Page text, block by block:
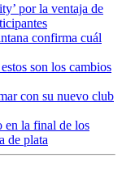
por la ventaja de
confirma cuál
son los cambios
con su nuevo club
en la final de los
de plata